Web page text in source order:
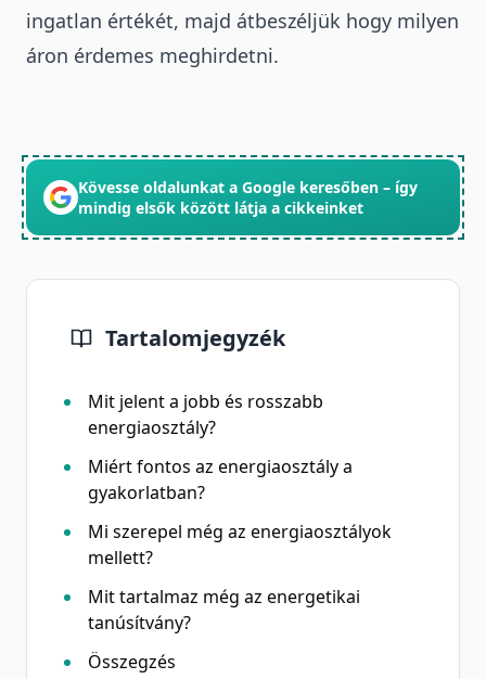
ingatlan értékét, majd átbeszéljük hogy milyen
áron érdemes meghirdetni.
Kövesse oldalunkat a Google keresőben – így
mindig elsők között látja a cikkeinket
Tartalomjegyzék
Mit jelent a jobb és rosszabb
energiaosztály?
Miért fontos az energiaosztály a
gyakorlatban?
Mi szerepel még az energiaosztályok
mellett?
Mit tartalmaz még az energetikai
tanúsítvány?
Összegzés